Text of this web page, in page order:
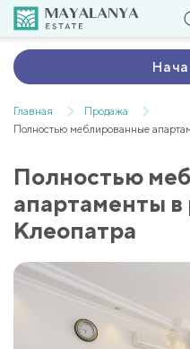
Главная
Продажа
Полностью меблированные
Полностью
апартаменты в
Клеопатра